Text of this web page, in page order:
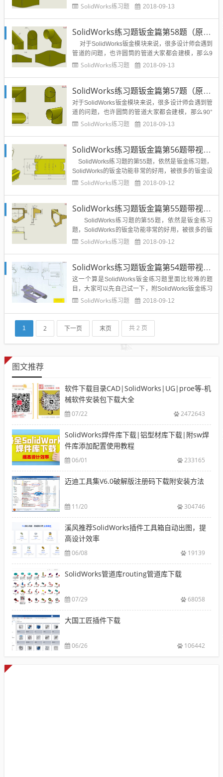
0°直角的弯头你会吗？下面这节SolidWorks钣金练习
SolidWorks练习题 2018-09-13
SolidWorks练习题钣金篇第58题（原创）带视频答案模型
对于SolidWorks钣金模块来说，很多设计师会遇到
管道的问题，也许圆筒的管道大家都会建模，那么9
0°直角的弯头你会吗？下面这节SolidWorks钣金练习
SolidWorks练习题 2018-09-13
SolidWorks练习题钣金篇第57题（原创）带视频答案模型
对于SolidWorks钣金模块来说，很多设计师会遇到管
道的问题，也许圆筒的管道大家都会建模，那么90°
直角的弯头你会吗？下面这节SolidWorks钣金练习题
m这道题目是溪...
SolidWorks练习题 2018-09-13
SolidWorks练习题钣金篇第56题带视频答案模型
SolidWorks练习题的第55题，依然是钣金练习题，
SolidWorks的钣金功能非常的好用，被很多的钣金设
计师所采用，所以大家可以通过练习题学会SolidWor
寸，方便大家...
SolidWorks练习题 2018-09-12
SolidWorks练习题钣金篇第55题带视频答案模型
SolidWorks练习题的第55题，依然是钣金练习
题，SolidWorks的钣金功能非常的好用，被很多的钣
金设计师所采用，所以大家可以通过练习题学会Solid
注...
SolidWorks练习题 2018-09-12
SolidWorks练习题钣金篇第54题带视频答案模型
这一个算是SolidWorks钣金练习题里面比较难的题
目，大家可以先自己试一下，附SolidWorks钣金练习
题第54题：难度指数：☆☆☆大家先对照图纸做一下
型答案源文件及建模高清视频教...
SolidWorks练习题 2018-09-12
1 2 下一页 末页 共 2 页
图文推荐
软件下载目录CAD|SolidWorks|UG|proe等-机
械软件安装包下载大全
07/22 2472643
SolidWorks焊件库下载|铝型材库下载|附sw焊
件库添加配置使用教程
06/01 233165
迈迪工具集V6.0破解版注册码下载附安装方法
11/20 304746
溪风推荐SolidWorks插件工具箱自动出图，提
高设计效率
06/08 19139
SolidWorks管道库routing管道库下载
07/29 68058
大国工匠插件下载
06/26 106442